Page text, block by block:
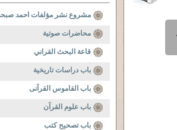
مشروع نشر مؤلفات احمد
محاضرات صوتية
قاعة البحث القراني
باب دراسات تاريخية
باب القاموس القرآنى
باب علوم القرآن
باب تصحيح كتب